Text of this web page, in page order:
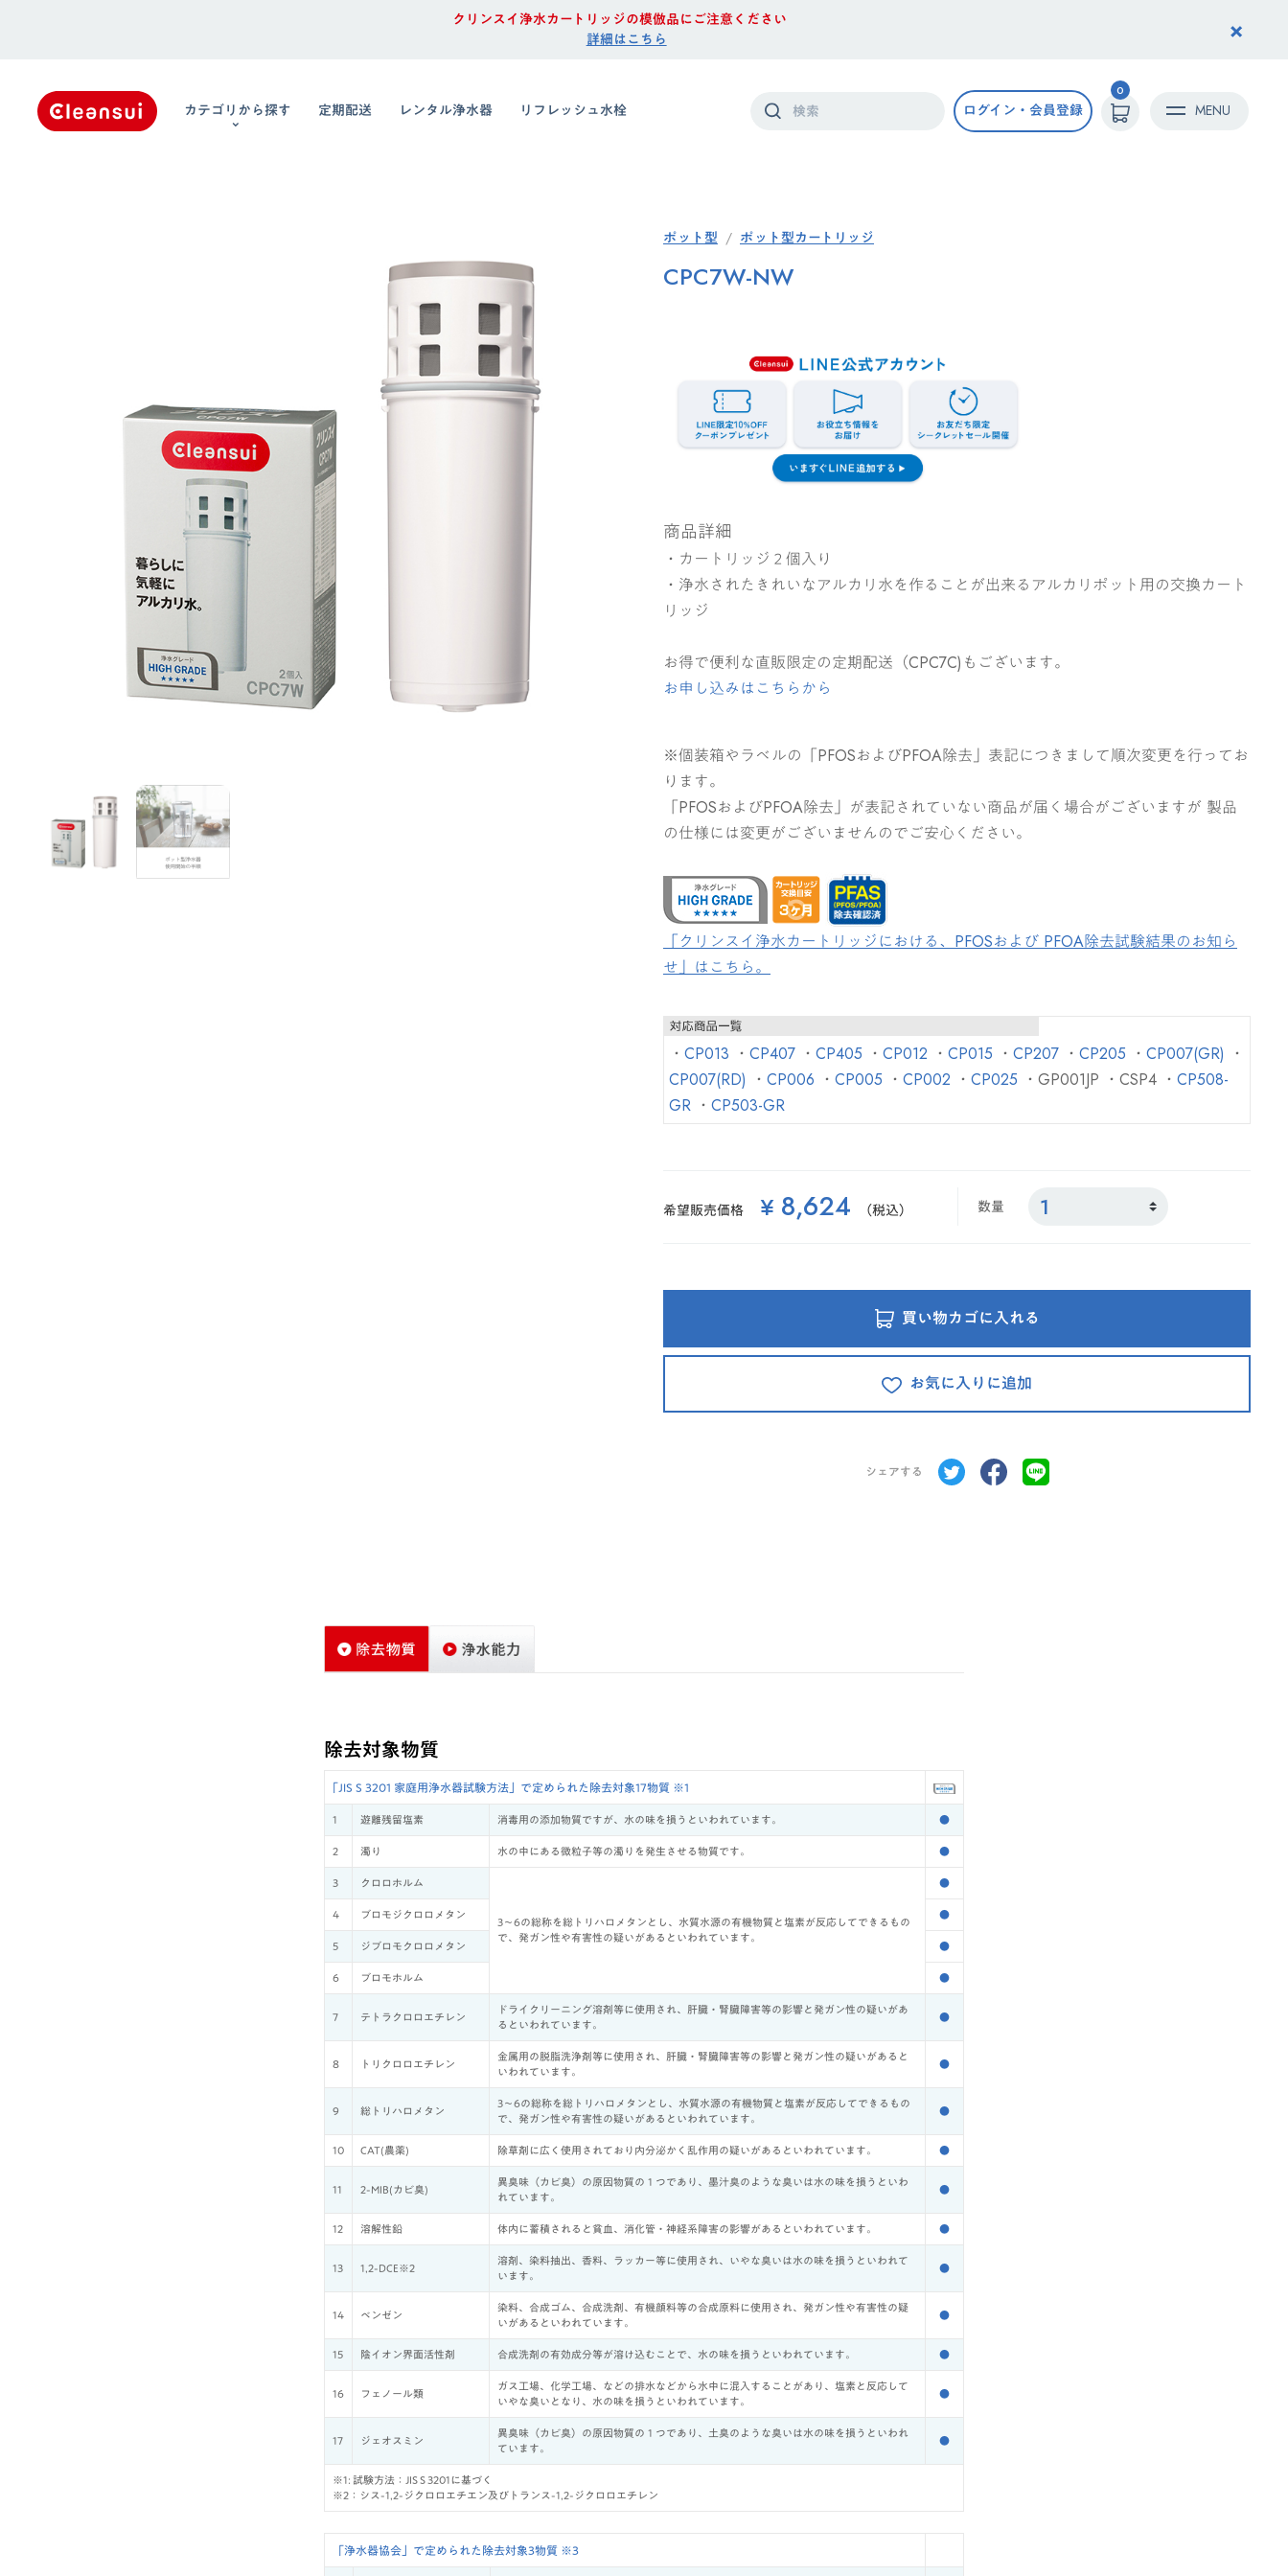
クリンスイ浄水カートリッジの模倣品にご注意ください
詳細はこちら
×
カテゴリから探す 定期配送 レンタル浄水器 リフレッシュ水栓 ログイン・会員登録
0
MENU
ポット型 ポット型カートリッジ
CPC7W-NW
商品詳細
・カートリッジ２個入り
・浄水されたきれいなアルカリ水を作ることが出来るアルカリポット用の交換カート
リッジ
お得で便利な直販限定の定期配送（CPC7C)もございます。
お申し込みはこちらから
※個装箱やラベルの「PFOSおよびPFOA除去」表記につきまして順次変更を行ってお
ります。
「PFOSおよびPFOA除去」が表記されていない商品が届く場合がございますが 製品
の仕様には変更がございませんのでご安心ください。
「クリンスイ浄水カートリッジにおける、PFOSおよび PFOA除去試験結果のお知ら
せ」はこちら。
・ CP013 ・ CP407 ・ CP405 ・ CP012 ・ CP015 ・ CP207 ・ CP205 ・ CP007(GR) ・
CP007(RD) ・ CP006 ・ CP005 ・ CP002 ・ CP025 ・GP001JP ・CSP4 ・ CP508-
GR ・ CP503-GR
希望販売価格 ¥ 8,624 （税込） 数量
買い物カゴに入れる
お気に入りに追加
シェアする
除去対象物質
｢JIS S 3201 家庭用浄水器試験方法」で定められた除去対象17物質 ※1
1 遊離残留塩素 消毒用の添加物質ですが、水の味を損うといわれています。 ●
2 濁り 水の中にある微粒子等の濁りを発生させる物質です。 ●
3 クロロホルム
3～6の総称を総トリハロメタンとし、水質水源の有機物質と塩素が反応してできるもの
で、発ガン性や有害性の疑いがあるといわれています。
●
4 ブロモジクロロメタン ●
5 ジブロモクロロメタン ●
6 ブロモホルム ●
7 テトラクロロエチレン
ドライクリーニング溶剤等に使用され、肝臓・腎臓障害等の影響と発ガン性の疑いがあ
るといわれています。
●
8 トリクロロエチレン
金属用の脱脂洗浄剤等に使用され、肝臓・腎臓障害等の影響と発ガン性の疑いがあると
いわれています。
●
9 総トリハロメタン
3～6の総称を総トリハロメタンとし、水質水源の有機物質と塩素が反応してできるもの
で、発ガン性や有害性の疑いがあるといわれています。
●
10 CAT(農薬) 除草剤に広く使用されており内分泌かく乱作用の疑いがあるといわれています。 ●
11 2-MIB(カビ臭)
異臭味（カビ臭）の原因物質の１つであり、墨汁臭のような臭いは水の味を損うといわ
れています。
●
12 溶解性鉛 体内に蓄積されると貧血、消化管・神経系障害の影響があるといわれています。 ●
13 1,2-DCE※2
溶剤、染料抽出、香料、ラッカー等に使用され、いやな臭いは水の味を損うといわれて
います。
●
14 ベンゼン
染料、合成ゴム、合成洗剤、有機顔料等の合成原料に使用され、発ガン性や有害性の疑
いがあるといわれています。
●
15 陰イオン界面活性剤 合成洗剤の有効成分等が溶け込むことで、水の味を損うといわれています。 ●
16 フェノール類
ガス工場、化学工場、などの排水などから水中に混入することがあり、塩素と反応して
いやな臭いとなり、水の味を損うといわれています。
●
17 ジェオスミン
異臭味（カビ臭）の原因物質の１つであり、土臭のような臭いは水の味を損うといわれ
ています。
●
※1: 試験方法：JIS S 3201に基づく
※2：シス-1,2-ジクロロエチエン及びトランス-1,2-ジクロロエチレン
「浄水器協会」で定められた除去対象3物質 ※3